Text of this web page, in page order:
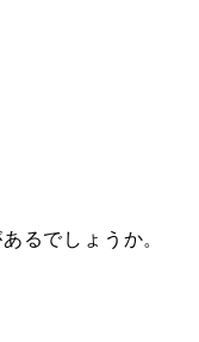
るでしょうか。